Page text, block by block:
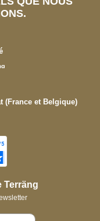
(France et Belgique)
Terräng